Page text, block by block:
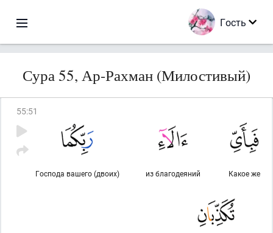
Гость
Сура 55, Ар-Рахман (Милостивый)
55:51
Какое же
из благодеяний
Господа вашего (двоих)